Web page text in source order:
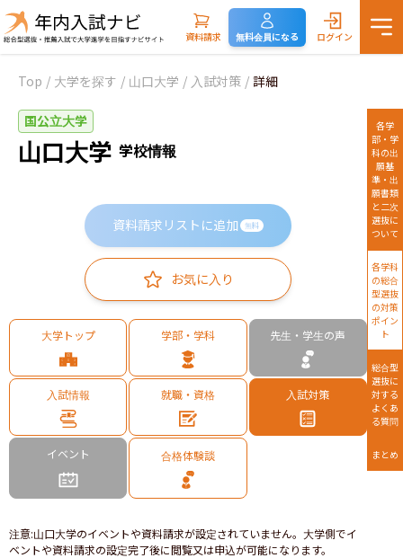
資料請求 無料会員になる ログイン
Top / 大学を探す / 山口大学 / 入試対策 / 詳細
国公立大学
山口大学 学校情報
資料請求リストに追加 無料
お気に入り
大学トップ 学部・学科 先生・学生の声
入試情報 就職・資格 入試対策
イベント 合格体験談
注意:山口大学のイベントや資料請求が設定されていません。大学側でイ
ベントや資料請求の設定完了後に閲覧又は申込が可能になります。
各学
部・学
科の出
願基
準・出
願書類
と二次
選抜に
ついて
各学科
の総合
型選抜
の対策
ポイン
ト
総合型
選抜に
対する
よくあ
る質問
まとめ